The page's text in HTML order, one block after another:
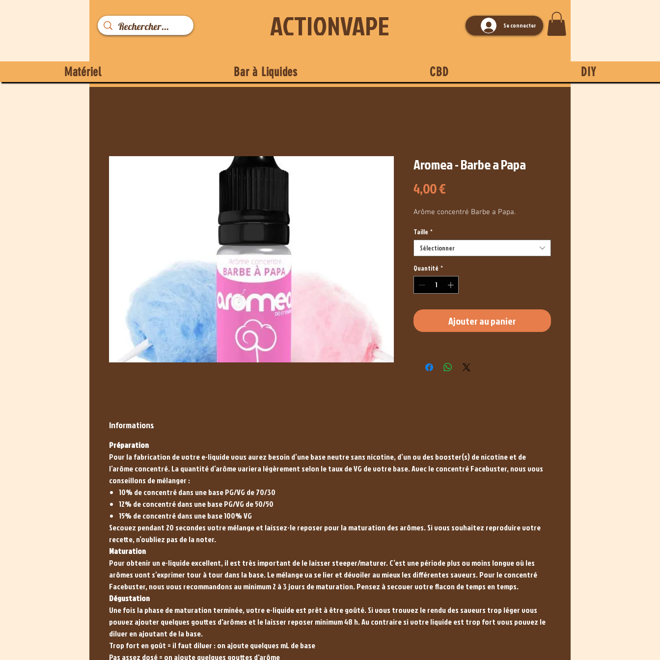
ACTIONVAPE Se connecter
Matériel Bar à Liquides CBD DIY
Aromea - Barbe a Papa
4,00 €Prix
Arôme concentré Barbe a Papa.
Taille *
Sélectionner
Quantité *
Ajouter au panier
Informations
Préparation
Pour la fabrication de votre e-liquide vous aurez besoin d’une base neutre sans nicotine, d’un ou des booster(s) de nicotine et de
l’arôme concentré. La quantité d’arôme variera légèrement selon le taux de VG de votre base. Avec le concentré Facebuster, nous vous
conseillons de mélanger :
10% de concentré dans une base PG/VG de 70/30
12% de concentré dans une base PG/VG de 50/50
15% de concentré dans une base 100% VG
Secouez pendant 20 secondes votre mélange et laissez-le reposer pour la maturation des arômes. Si vous souhaitez reproduire votre
recette, n’oubliez pas de la noter.
Maturation
Pour obtenir un e-liquide excellent, il est très important de le laisser steeper/maturer. C’est une période plus ou moins longue où les
arômes vont s’exprimer tour à tour dans la base. Le mélange va se lier et dévoiler au mieux les différentes saveurs. Pour le concentré
Facebuster, nous vous recommandons au minimum 2 à 3 jours de maturation. Pensez à secouer votre flacon de temps en temps.
Dégustation
Une fois la phase de maturation terminée, votre e-liquide est prêt à être goûté. Si vous trouvez le rendu des saveurs trop léger vous
pouvez ajouter quelques gouttes d'arômes et le laisser reposer minimum 48 h. Au contraire si votre liquide est trop fort vous pouvez le
diluer en ajoutant de la base.
Trop fort en goût = il faut diluer : on ajoute quelques mL de base
Pas assez dosé = on ajoute quelques gouttes d'arôme